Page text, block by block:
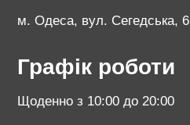
м. Одеса, вул. Сегедська, 6
Графік роботи
Щоденно з 10:00 до 20:00